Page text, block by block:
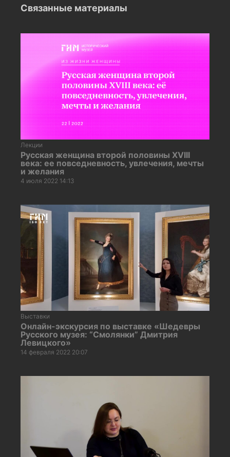
Связанные материалы
Лекции
Русская женщина второй половины XVIII
века: ее повседневность, увлечения, мечты
и желания
4 июля 2022 14:13
Выставки
Онлайн-экскурсия по выставке «Шедевры
Русского музея: “Смолянки” Дмитрия
Левицкого»
14 февраля 2022 20:07